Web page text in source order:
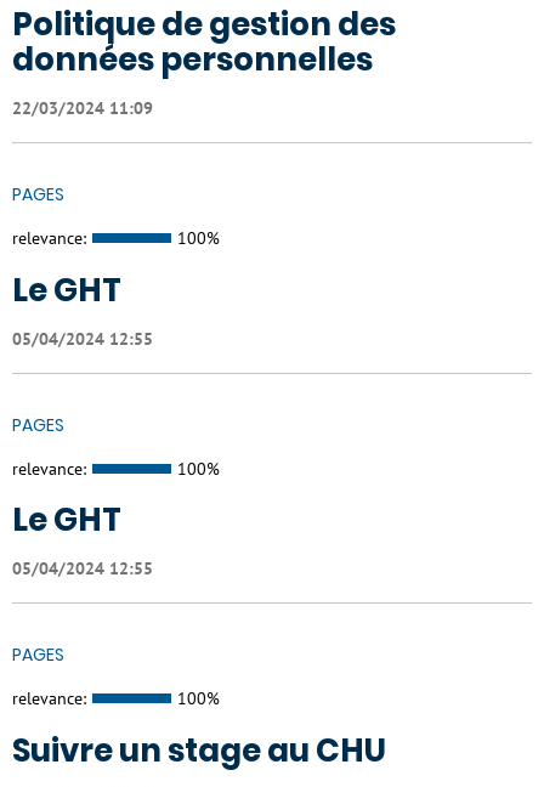
Politique de gestion des
données personnelles
22/03/2024 11:09
PAGES
relevance: 100%
Le GHT
05/04/2024 12:55
PAGES
relevance: 100%
Le GHT
05/04/2024 12:55
PAGES
relevance: 100%
Suivre un stage au CHU